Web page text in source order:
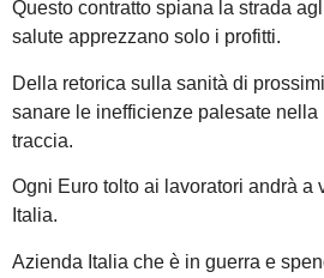
Questo contratto spiana la strada
salute apprezzano solo i profitti.
Della retorica sulla sanità di
sanare le inefficienze palesate nella
traccia.
Ogni Euro tolto ai lavoratori andrà a
Italia.
Azienda Italia che è in guerra e